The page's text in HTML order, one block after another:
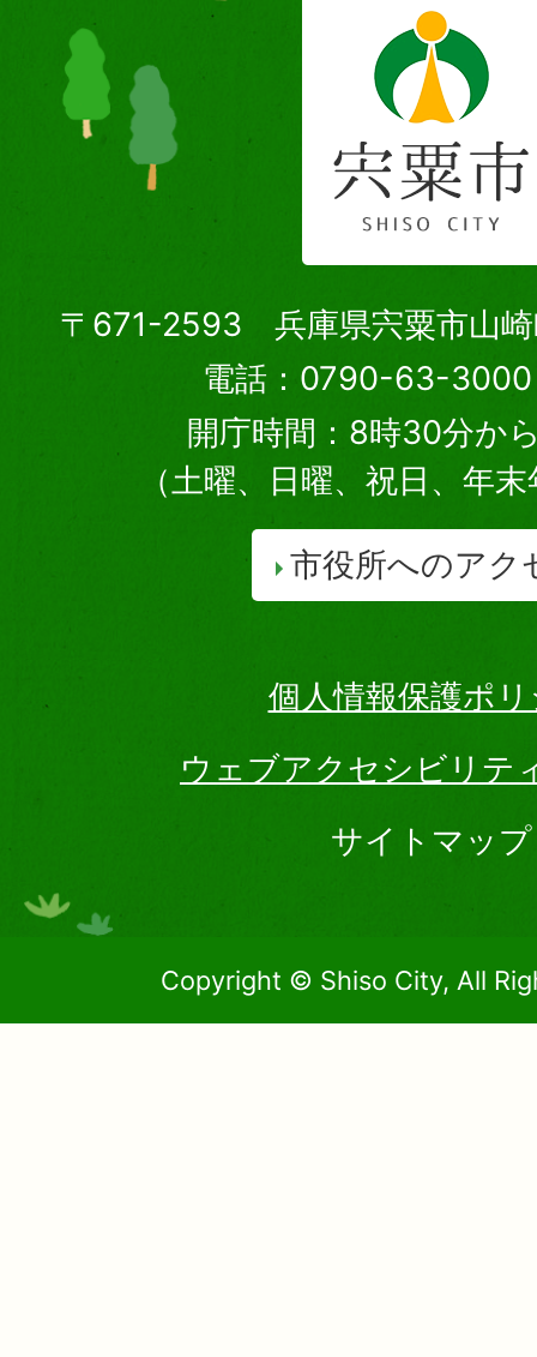
〒671-2593 兵庫県宍粟市山崎
電話：0790-63-3000
開庁時間：8時30分か
（土曜、日曜、祝日、年
市役所へのアク
個人情報保護ポ
ウェブアクセシビリテ
サイトマップ
Copyright © Shiso City, All